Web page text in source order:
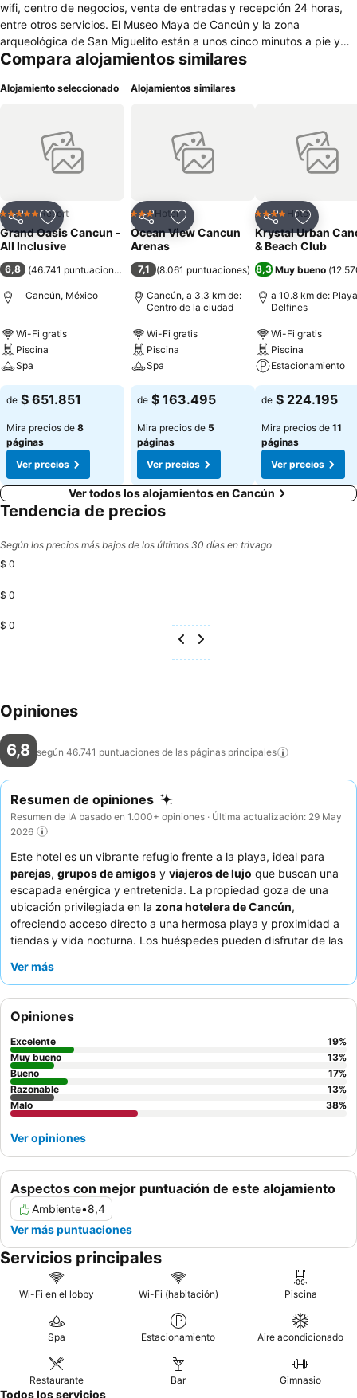
wifi, centro de negocios, venta de entradas y recepción 24 horas,
entre otros servicios. El Museo Maya de Cancún y la zona
arqueológica de San Miguelito están a unos cinco minutos a pie y
las ruinas mayas de El Rey, a cinco minutos en automóvil. La oferta
se puede degustar cocina mexicana, japonesa, internacional o
vistas al jardín o al mar y están equipadas con minibar, televisor de
pantalla plana, aire acondicionado, baño privado con secador de
cabello y caja fuerte. Con una particular arquitectura en forma de
alojamiento familiar de 5 estrellas con régimen de todo incluido en
playa privada.
Compara alojamientos similares
Alojamiento seleccionado
CompartirAgregar a favoritos
5 EstrellasResort
Grand Oasis Cancun -
All Inclusive
6,8 (46.741 puntuaciones
Cancún, México
Wi-Fi gratis
Piscina
Spa
de $ 651.851
Mira precios de 8
páginas
Ver precios
Alojamientos similares
CompartirAgregar a favoritos
3 Estrellas
Hotel
Ocean View Cancun
Arenas
7,1 (8.061 puntuaciones)
Cancún, a 3.3 km de:
Centro de la ciudad
Wi-Fi gratis
Piscina
Spa
de $ 163.495
Mira precios de 5
páginas
Ver precios
CompartirAgregar
4 EstrellasHotel
Krystal Urban
& Beach Club
8,3 Muy bueno (
a 10.8 km de: Playa
Delfines
Wi-Fi gratis
Piscina
Estacionamiento
de $ 224.195
Mira precios de 11
páginas
Ver precios
Ver todos los alojamientos en Cancún
Tendencia de precios
Según los precios más bajos de los últimos 30 días en trivago
$ 0
$ 0
$ 0
Opiniones
6,8 según 46.741 puntuaciones de las páginas principales
Resumen de opiniones
Resumen de IA basado en 1.000+ opiniones · Última actualización: 29 May
2026
Este hotel es un vibrante refugio frente a la playa, ideal para
parejas, grupos de amigos y viajeros de lujo que buscan una
escapada enérgica y entretenida. La propiedad goza de una
ubicación privilegiada en la zona hotelera de Cancún,
ofreciendo acceso directo a una hermosa playa y proximidad a
tiendas y vida nocturna. Los huéspedes pueden disfrutar de las
diversas preferencias, desde secciones familiares hasta solo
recibe constantemente elogios por su atención, y los
restaurantes de especialidades
deliciosas ofertas. Para una experiencia verdaderamente
relajante, considere una habitación con
espectaculares vistas
al mar
Ver más
Aspectos con mejor puntuación de este alojamiento
Ambiente•8,4
Ver más puntuaciones
Opiniones
Excelente 19%
Muy bueno
13%
Bueno
17%
Razonable
13%
Malo
38%
Ver opiniones
Servicios principales
Wi-Fi en el lobby Wi-Fi (habitación) Piscina
Spa Estacionamiento Aire acondicionado
Restaurante Bar Gimnasio
Todos los servicios